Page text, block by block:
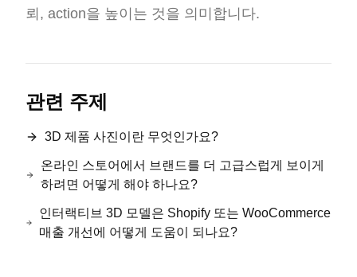
뢰, action을 높이는 것을 의미합니다.
관련 주제
3D 제품 사진이란 무엇인가요?
온라인 스토어에서 브랜드를 더 고급스럽게 보이게
하려면 어떻게 해야 하나요?
인터랙티브 3D 모델은 Shopify 또는 WooCommerce
매출 개선에 어떻게 도움이 되나요?